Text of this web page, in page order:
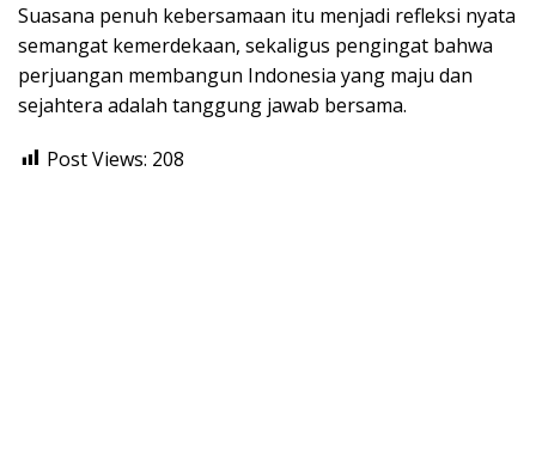
Suasana penuh kebersamaan itu menjadi refleksi nyata
semangat kemerdekaan, sekaligus pengingat bahwa
perjuangan membangun Indonesia yang maju dan
sejahtera adalah tanggung jawab bersama.
Post Views: 208